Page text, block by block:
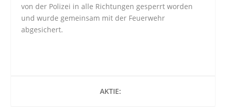
von der Polizei in alle Richtungen gesperrt worden
und wurde gemeinsam mit der Feuerwehr
abgesichert.
AKTIE: